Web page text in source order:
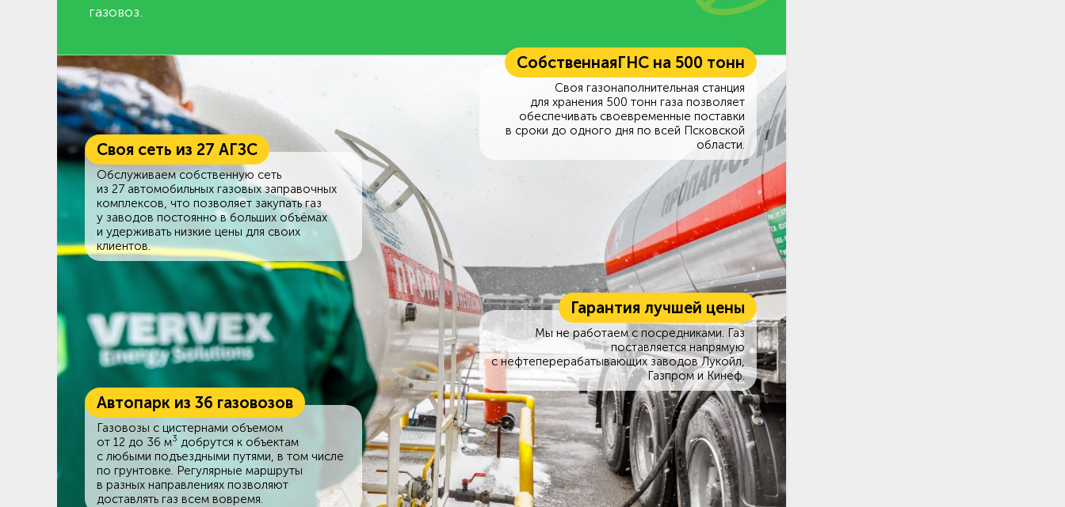
газовоз.
СобственнаяГНС на 500 тонн
Своя газонаполнительная станция
для хранения 500 тонн газа позволяет
обеспечивать своевременные поставки
в сроки до одного дня по всей Псковской
области.
Своя сеть из 27 АГЗС
Обслуживаем собственную сеть
из 27 автомобильных газовых заправочных
комплексов, что позволяет закупать газ
у заводов постоянно в больших объёмах
и удерживать низкие цены для своих
клиентов.
Гарантия лучшей цены
Мы не работаем с посредниками. Газ
поставляется напрямую
с нефтеперерабатывающих заводов Лукойл,
Газпром и Кинеф.
Автопарк из 36 газовозов
Газовозы с цистернами объемом
от 12 до 36 м3 добрутся к объектам
c любыми подъездными путями, в том числе
по грунтовке. Регулярные маршруты
в разных направлениях позволяют
доставлять газ всем вовремя.